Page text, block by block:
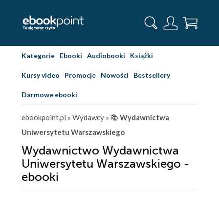
Kategorie Ebooki Audiobooki Książki
Kursy video Promocje Nowości Bestsellery
Darmowe ebooki
ebookpoint.pl » Wydawcy » 📚Wydawnictwa
Uniwersytetu Warszawskiego
Wydawnictwo Wydawnictwa
Uniwersytetu Warszawskiego -
ebooki